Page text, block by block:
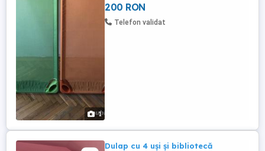
1
200 RON
Telefon validat
Dulap cu 4 uși și bibliotecă